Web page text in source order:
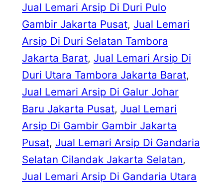
Jual Lemari Arsip Di Duri Pulo
Gambir Jakarta Pusat, Jual Lemari
Arsip Di Duri Selatan Tambora
Jakarta Barat, Jual Lemari Arsip Di
Duri Utara Tambora Jakarta Barat
Jual Lemari Arsip Di Galur Johar
Baru Jakarta Pusat, Jual Lemari
Arsip Di Gambir Gambir Jakarta
Pusat, Jual Lemari Arsip Di Gandaria
Selatan Cilandak Jakarta Selatan
Jual Lemari Arsip Di Gandaria Utara